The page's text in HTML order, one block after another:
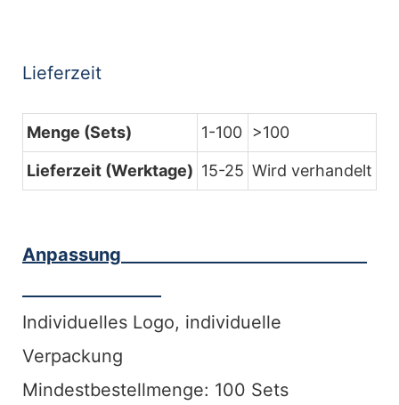
Lieferzeit
Menge (Sets) 1-100 >100
Lieferzeit (Werktage) 15-25 Wird verhandelt
Anpassung
Individuelles Logo, individuelle
Verpackung
Mindestbestellmenge: 100 Sets